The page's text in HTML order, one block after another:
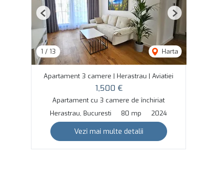
1 / 13 Harta
Previous Next
Apartament 3 camere | Herastrau | Aviatiei
1,500 €
Apartament cu 3 camere de închiriat
Herastrau, Bucuresti
80 mp 2024
Vezi mai multe detalii